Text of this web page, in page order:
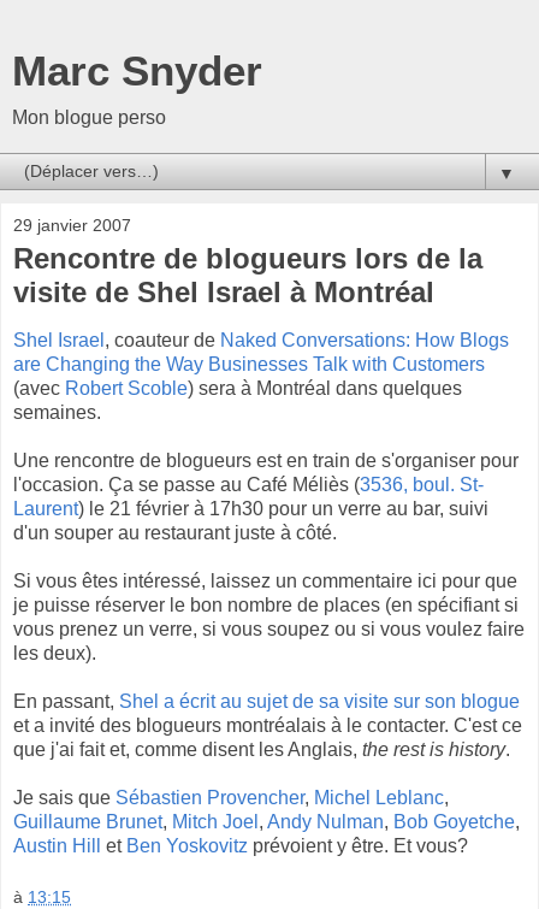
Marc Snyder
Mon blogue perso
▼
29 janvier 2007
Rencontre de blogueurs lors de la
visite de Shel Israel à Montréal
Shel Israel , coauteur de Naked Conversations: How Blogs
are Changing the Way Businesses Talk with Customers
(avec Robert Scoble) sera à Montréal dans quelques
semaines.
Une rencontre de blogueurs est en train de s'organiser pour
l'occasion. Ça se passe au Café Méliès (3536, boul. St-
Laurent) le 21 février à 17h30 pour un verre au bar, suivi
d'un souper au restaurant juste à côté.
Si vous êtes intéressé, laissez un commentaire ici pour que
je puisse réserver le bon nombre de places (en spécifiant si
vous prenez un verre, si vous soupez ou si vous voulez faire
les deux).
En passant, Shel a écrit au sujet de sa visite sur son blogue
et a invité des blogueurs montréalais à le contacter. C'est ce
que j'ai fait et, comme disent les Anglais, the rest is history.
Je sais que Sébastien Provencher, Michel Leblanc,
Guillaume Brunet, Mitch Joel , Andy Nulman, Bob Goyetche,
Austin Hill
et Ben Yoskovitz prévoient y être. Et vous?
à 13:15